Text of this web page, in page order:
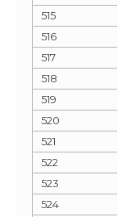
515
516
517
518
519
520
521
522
523
524